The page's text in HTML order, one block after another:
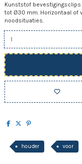
Kunststof
tot Ø30 mm. Horizontaal of
noodsituaties.
houder voor